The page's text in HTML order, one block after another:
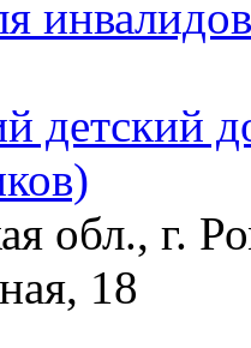
детский
обл., г.
18